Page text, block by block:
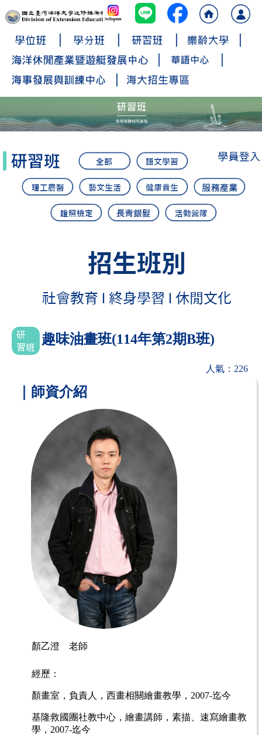
趣味油畫班(114年第2期B班)
人氣：226
｜師資介紹
顏乙澄 老師
經歷：
顏畫室，負責人， 西畫相關繪畫教學， 2007-迄今
基隆救國團社教中心， 繪畫講師， 素描、速寫繪畫教
學， 2007-迄今